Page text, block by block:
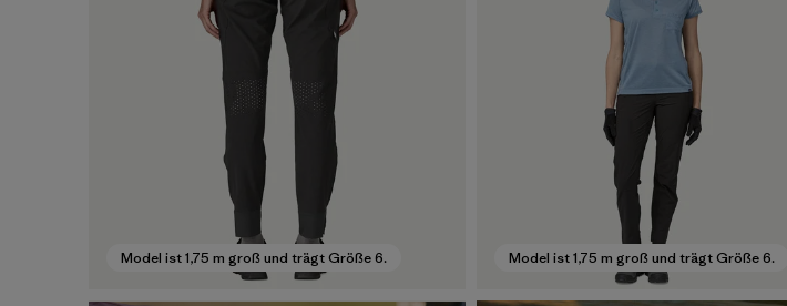
Model ist 1,75 m groß und trägt Größe 6. Model ist 1,75 m groß und trägt Größe 6.